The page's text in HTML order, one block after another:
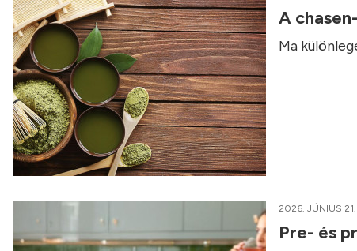
A
Ma
2026. JÚNIUS 21.
Pre- és